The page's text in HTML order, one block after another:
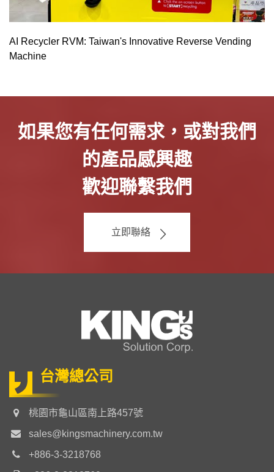
AI Recycler RVM: Taiwan's Innovative Reverse Vending
Machine
如果您有任何需求，或對我們
的產品感興趣
歡迎聯繫我們
立即聯絡
台灣總公司
桃園市龜山區南上路457號
sales@kingsmachinery.com.tw
+886-3-3218768